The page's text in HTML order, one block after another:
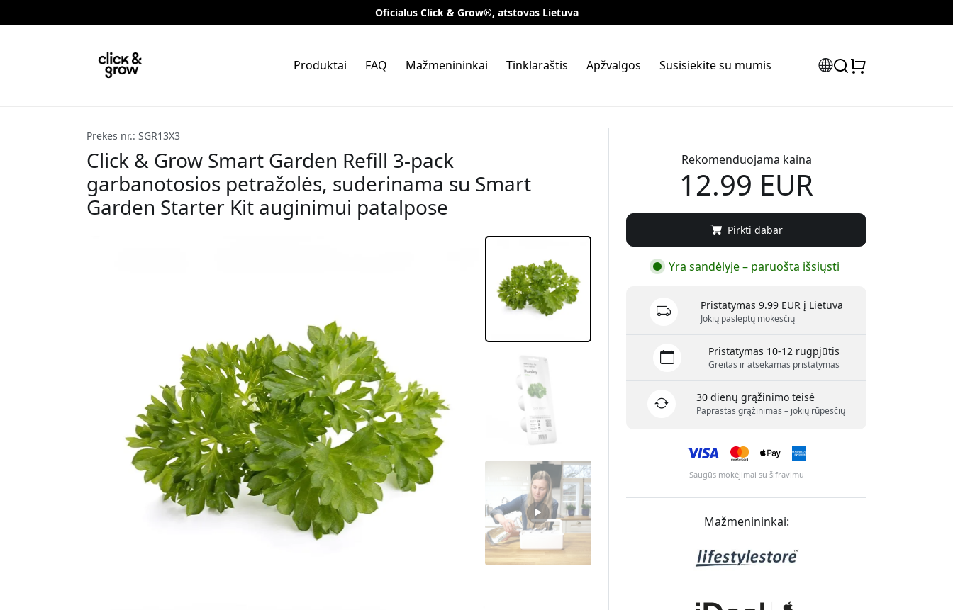
Oficialus Click & Grow®, atstovas Lietuva
Produktai FAQ Mažmenininkai Tinklaraštis Apžvalgos Susisiekite su mumis
Prekės nr.: SGR13X3
Click & Grow Smart Garden Refill 3-pack
garbanotosios petražolės, suderinama su Smart
Garden Starter Kit auginimui patalpose
Rekomenduojama kaina
12.99 EUR
Pirkti dabar
Yra sandėlyje – paruošta išsiųsti
Pristatymas 9.99 EUR į Lietuva
Jokių paslėptų mokesčių
Pristatymas 10-12 rugpjūtis
Greitas ir atsekamas pristatymas
30 dienų grąžinimo teisė
Paprastas grąžinimas – jokių rūpesčių
Saugūs mokėjimai su šifravimu
Mažmenininkai: